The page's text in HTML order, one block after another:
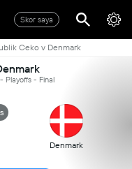
Skor saya
Ceko v Denmark
Playoffs - Final
Denmark